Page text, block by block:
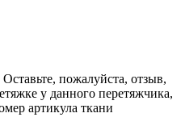
пожалуйста, отзыв,
у данного перетяжчика,
артикула ткани